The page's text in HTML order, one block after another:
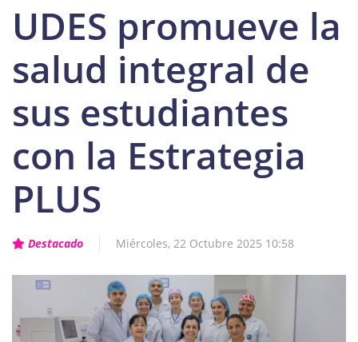
UDES promueve la
salud integral de
sus estudiantes
con la Estrategia
PLUS
Destacado Miércoles, 22 Octubre 2025 10:58